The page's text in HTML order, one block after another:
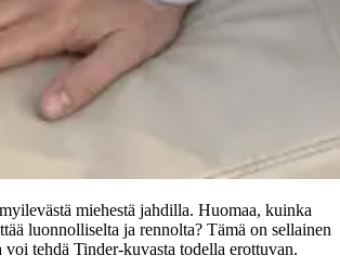
miehestä jahdilla. Huomaa, kuinka
luonnolliselta ja rennolta? Tämä on sellainen
tehdä Tinder-kuvasta todella erottuvan.